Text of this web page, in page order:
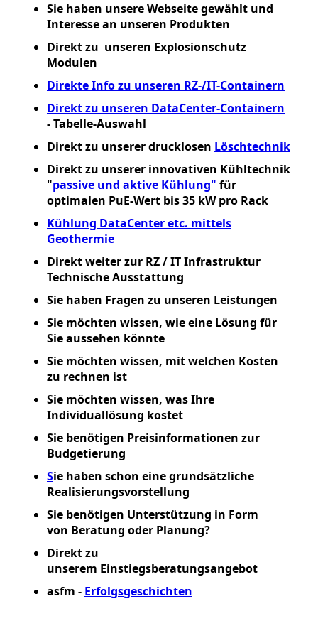
Sie haben unsere Webseite gewählt und
Interesse an unseren Produkten
Direkt zu unseren Explosionschutz
Modulen
Direkte Info zu unseren RZ-/IT-Containern
Direkt zu unseren DataCenter-Containern
- Tabelle-Auswahl
Direkt zu unserer drucklosen Löschtechnik
Direkt zu unserer innovativen Kühltechnik
"passive und aktive Kühlung" für
optimalen PuE-Wert bis 35 kW pro Rack
Kühlung DataCenter etc. mittels
Geothermie
Direkt weiter zur RZ / IT Infrastruktur
Technische Ausstattung
Sie haben Fragen zu unseren Leistungen
Sie möchten wissen, wie eine Lösung für
Sie aussehen könnte
Sie möchten wissen, mit welchen Kosten
zu rechnen ist
Sie möchten wissen, was Ihre
Individuallösung kostet
Sie benötigen Preisinformationen zur
Budgetierung
Sie haben schon eine grundsätzliche
Realisierungsvorstellung
Sie benötigen Unterstützung in Form
von Beratung oder Planung?
Direkt zu
unserem Einstiegsberatungsangebot
asfm - Erfolgsgeschichten